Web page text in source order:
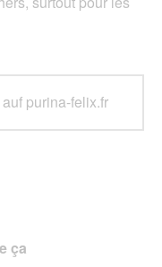
purina-felix.fr
ça